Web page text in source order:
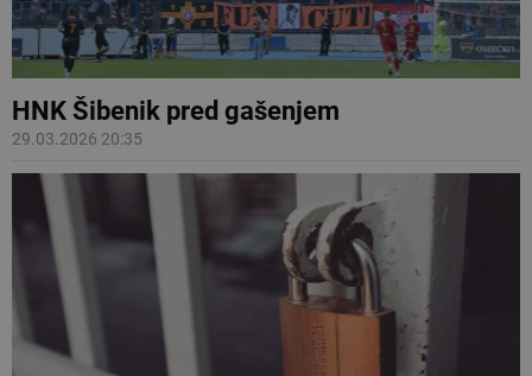
HNK Šibenik pred gašenjem
29.03.2026 20:35